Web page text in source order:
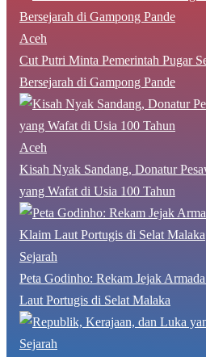
Aceh
Cut Putri Minta Pemerintah Pugar
Bersejarah di Gampong Pande
Aceh
Kisah Nyak Sandang, Donatur
yang Wafat di Usia 100 Tahun
Sejarah
Peta Godinho: Rekam Jejak
Laut Portugis di Selat Malaka
Sejarah